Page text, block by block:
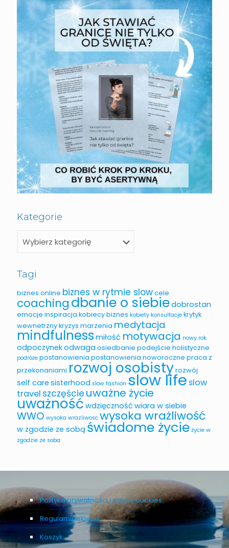
Kategorie
Tagi
biznes online biznes w rytmie slowcele
coaching dbanie o siebiedobrostan
emocje inspiracja kobiecy biznes kobiety konsultacje krytyk
wewnetrznykryzys marzenia medytacja
mindfulness miłość motywacja nowy rok
odpoczynekodwaga osiedbanie podejście holistyczne
podróże postanowienia postanowienia noworoczne praca z
przekonaniami rozwoj osobistyrozwój
self care sisterhood slow fashion slow life slow
travel szczęście uważne życie
uważność wdzięczność wiara w siebie
WWO wysoka wrazliwosc wysoka wrażliwość
w zgodzie ze sobą świadome życie życie w
zgodzie ze soba
Polityka prywatności i plików cookies
Regulamin sklepu
Koszyk